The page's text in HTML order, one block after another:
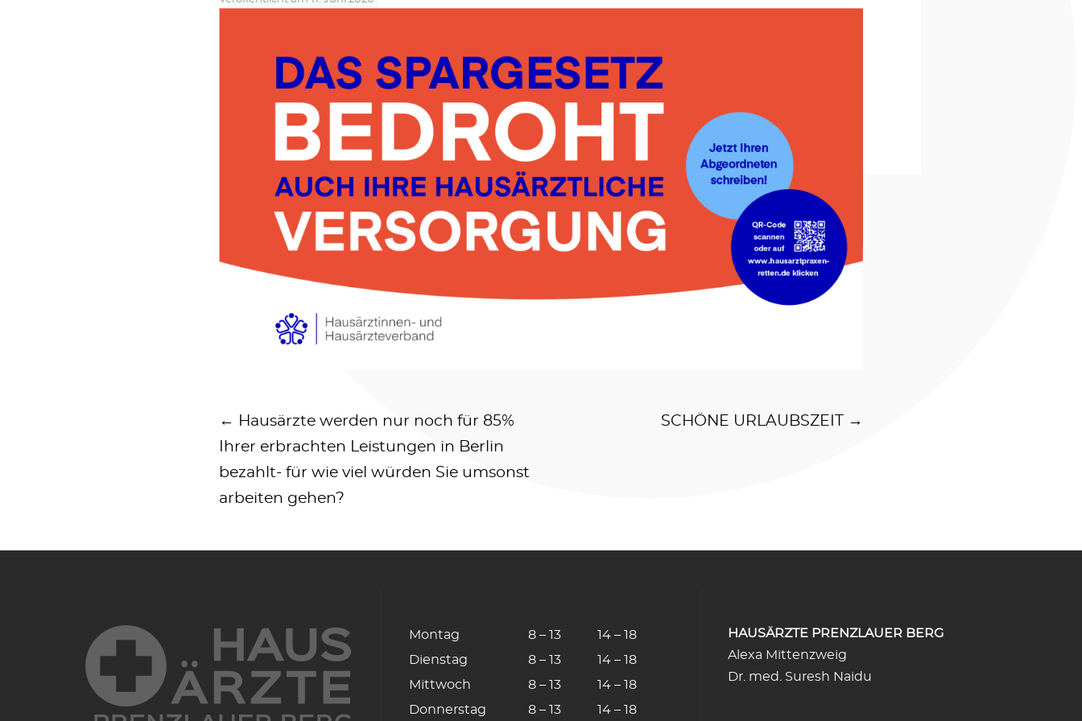
Beitragsnavigation
← Hausärzte werden nur noch für 85%
Ihrer erbrachten Leistungen in Berlin
bezahlt- für wie viel würden Sie umsonst
arbeiten gehen?
SCHÖNE URLAUBSZEIT →
Montag 8 – 13
14 – 18
Dienstag
8 – 13
14 – 18
Mittwoch
8 – 13
14 – 18
Donnerstag
8 – 13 14 – 18
HAUSÄRZTE PRENZLAUER BERG
Alexa Mittenzweig
Dr. med. Suresh Naidu